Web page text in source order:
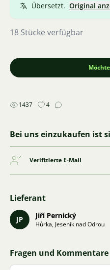
Übersetzt. Original
18 Stücke verfügbar
1437 4
Bei uns einzukaufen ist
Verifizierte E-Mail
Lieferant
JP Jiří Pernický
Hůrka, Jeseník nad Odrou
Fragen und Kommentare